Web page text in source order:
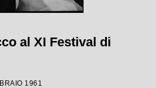
al XI Festival di
1961